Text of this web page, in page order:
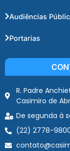
Audiências
Portarias
R. Padre
Casimiro de
De segunda à
(22) 2778-